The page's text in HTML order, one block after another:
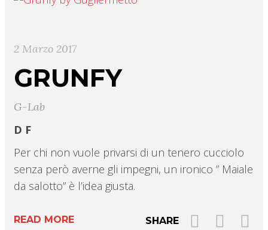
2 Marzo 2017
GRUNFY
G-Lab
D F
Per chi non vuole privarsi di un tenero cucciolo
senza però averne gli impegni, un ironico ” Maiale
da salotto” è l’idea giusta.
READ MORE SHARE